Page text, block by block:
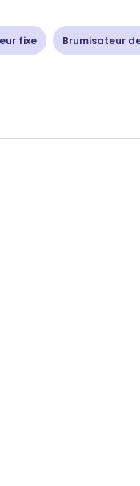
fixe Brumisateur